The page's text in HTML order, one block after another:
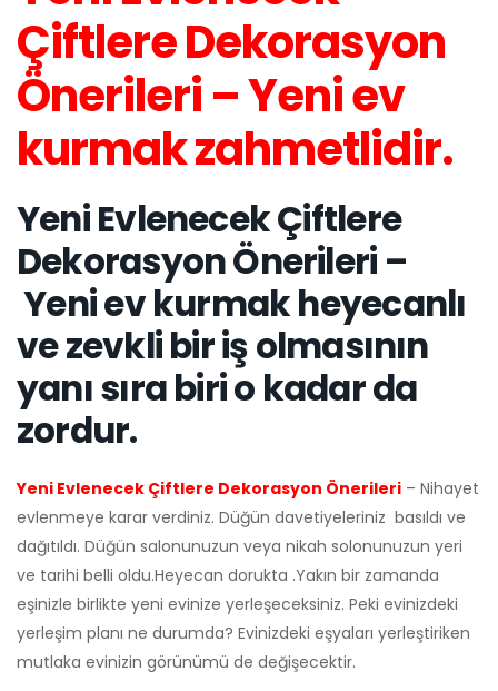
Çiftlere Dekorasyon
Önerileri – Yeni ev
kurmak zahmetlidir.
Yeni Evlenecek Çiftlere
Dekorasyon Önerileri –
Yeni ev kurmak heyecanlı
ve zevkli bir iş olmasının
yanı sıra biri o kadar da
zordur.
Yeni Evlenecek Çiftlere Dekorasyon Önerileri – Nihayet
evlenmeye karar verdiniz. Düğün davetiyeleriniz basıldı ve
dağıtıldı. Düğün salonunuzun veya nikah solonunuzun yeri
ve tarihi belli oldu.Heyecan dorukta .Yakın bir zamanda
eşinizle birlikte yeni evinize yerleşeceksiniz. Peki evinizdeki
yerleşim planı ne durumda? Evinizdeki eşyaları yerleştiriken
mutlaka evinizin görünümü de değişecektir.